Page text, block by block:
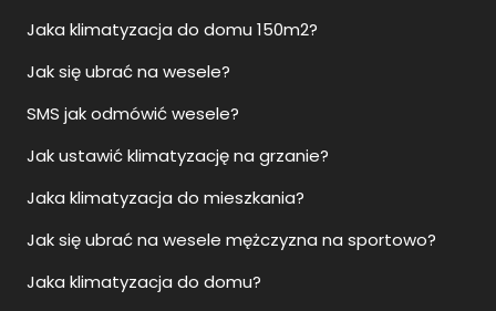
Jaka klimatyzacja do domu 150m2?
Jak się ubrać na wesele?
SMS jak odmówić wesele?
Jak ustawić klimatyzację na grzanie?
Jaka klimatyzacja do mieszkania?
Jak się ubrać na wesele mężczyzna na sportowo?
Jaka klimatyzacja do domu?